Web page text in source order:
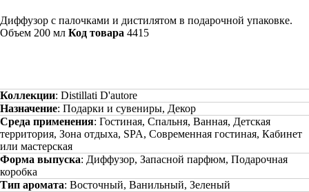
Диффузор с палочками и дистилятом в подарочной упаковке.
Объем 200 мл Код товара 4415
Коллекции: Distillati D'autore
Назначение: Подарки и сувениры, Декор
Среда применения: Гостиная, Спальня, Ванная, Детская
территория, Зона отдыха, SPA, Современная гостиная, Кабинет
или мастерская
Форма выпуска: Диффузор, Запасной парфюм, Подарочная
коробка
Тип аромата: Восточный, Ванильный, Зеленый